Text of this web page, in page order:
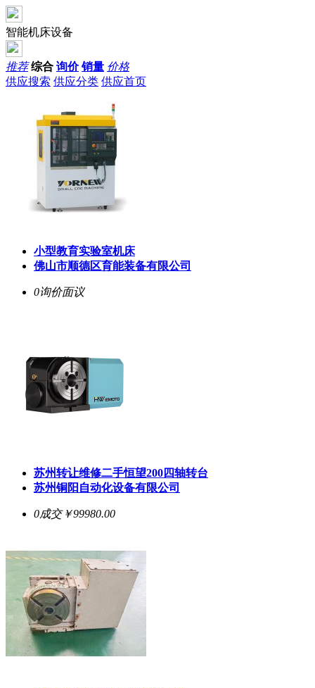
智能机床设备
推荐 综合 询价 销量 价格
供应搜索 供应分类 供应首页
小型教育实验室机床
佛山市顺德区育能装备有限公司
0询价面议
苏州转让维修二手恒望200四轴转台
苏州铜阳自动化设备有限公司
0成交￥99980.00